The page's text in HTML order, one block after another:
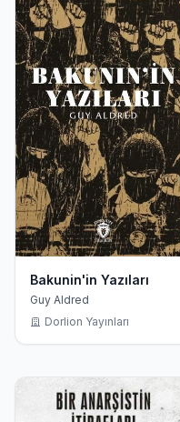
Bakunin'in Yazıları
Guy Aldred
Dorlion Yayınları